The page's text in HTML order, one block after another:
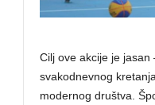
Cilj ove akcije je
svakodnevnog
modernog društva.